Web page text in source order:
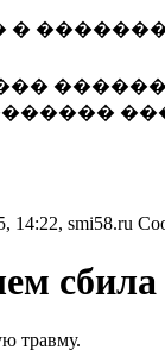
�
14:22, smi58.ru
сбила
травму.